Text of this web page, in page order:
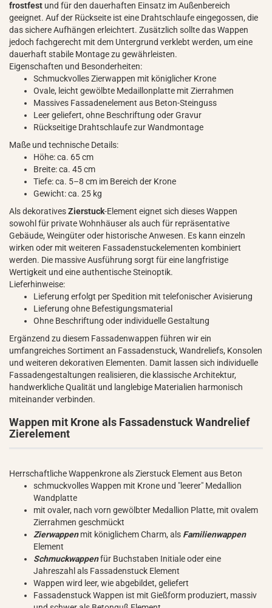
frostfest und für den dauerhaften Einsatz im Außenbereich
geeignet. Auf der Rückseite ist eine Drahtschlaufe eingegossen, die
das sichere Aufhängen erleichtert. Zusätzlich sollte das Wappen
jedoch fachgerecht mit dem Untergrund verklebt werden, um eine
dauerhaft stabile Montage zu gewährleisten.
Eigenschaften und Besonderheiten:
Schmuckvolles Zierwappen mit königlicher Krone
Ovale, leicht gewölbte Medaillonplatte mit Zierrahmen
Massives Fassadenelement aus Beton-Steinguss
Leer geliefert, ohne Beschriftung oder Gravur
Rückseitige Drahtschlaufe zur Wandmontage
Maße und technische Details:
Höhe: ca. 65 cm
Breite: ca. 45 cm
Tiefe: ca. 5–8 cm im Bereich der Krone
Gewicht: ca. 25 kg
Als dekorativesZierstuck-Element eignet sich dieses Wappen
sowohl für private Wohnhäuser als auch für repräsentative
Gebäude, Weingüter oder historische Anwesen. Es kann einzeln
wirken oder mit weiteren Fassadenstuckelementen kombiniert
werden. Die massive Ausführung sorgt für eine langfristige
Wertigkeit und eine authentische Steinoptik.
Lieferhinweise:
Lieferung erfolgt per Spedition mit telefonischer Avisierung
Lieferung ohne Befestigungsmaterial
Ohne Beschriftung oder individuelle Gestaltung
Ergänzend zu diesem Fassadenwappen führen wir ein
umfangreiches Sortiment an Fassadenstuck, Wandreliefs, Konsolen
und weiteren dekorativen Elementen. Damit lassen sich individuelle
Fassadengestaltungen realisieren, die klassische Architektur,
handwerkliche Qualität und langlebige Materialien harmonisch
miteinander verbinden.
Wappen mit Krone als Fassadenstuck Wandrelief
Zierelement
Herrschaftliche Wappenkrone als Zierstuck Element aus Beton
schmuckvolles Wappen mit Krone und "leerer" Medallion
Wandplatte
mit ovaler, nach vorn gewölbter Medallion Platte, mit ovalem
Zierrahmen geschmückt
Zierwappenmit königlichem Charm, als Familienwappen
Element
Schmuckwappenfür Buchstaben Initiale oder eine
Jahreszahl als Fassadenstuck Element
Wappen wird leer, wie abgebildet, geliefert
Fassadenstuck Wappen ist mit Gießform produziert, massiv